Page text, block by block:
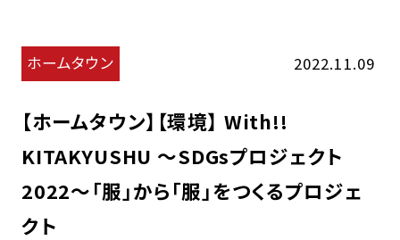
ホームタウン 2022.11.09
【ホームタウン】【環境】 With!!
KITAKYUSHU ～SDGsプロジェクト
2022～「服」から「服」をつくるプロジェ
クト